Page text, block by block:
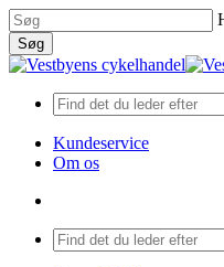
Skip
to
main
content
Søg
Close
Kundeservice
Om os
Menu